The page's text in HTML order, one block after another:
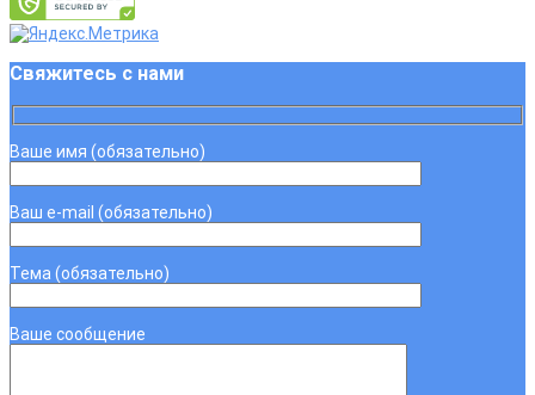
Свяжитесь с нами
Ваше имя (обязательно)
Ваш e-mail (обязательно)
Тема (обязательно)
Ваше сообщение